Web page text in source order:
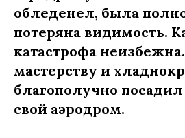
обледенел, была
потеряна видимость.
катастрофа
мастерству и
благополучно
свой аэродром.